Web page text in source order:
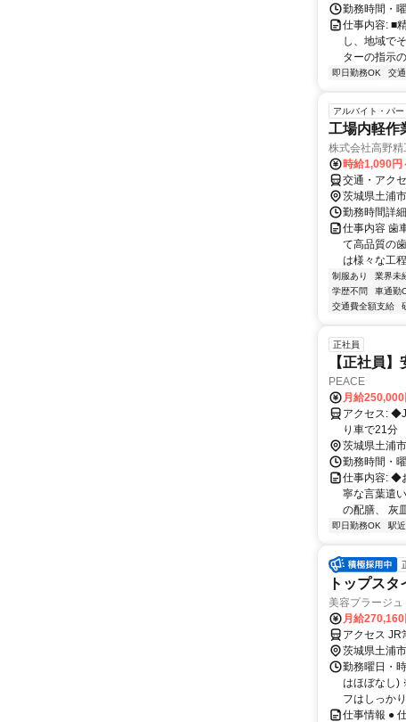
勤務時間・
仕事内容: ■
し、地域で
ターの指示
即日勤務OK 交
アルバイト・パー
工場内軽作
株式会社高野精
時給1,090円
交通・アク
茨城県土浦市
勤務時間詳
仕事内容 歯
て高品質の
は様々な工
制服あり 業界未
学歴不問
車通勤
交通費全額支給
正社員
【正社員
PEACE
月給
アクセス: ◆JR常盤線【土浦駅】より徒歩4分 ◆JR常盤線【ひたち野うしく駅】よ
り車で21分
茨城県土浦市
勤務時間・
仕事内容: ◆
寧な言葉遣
の配膳、 灰
即日勤務OK 駅
トップス
美容プラージ
月給
アクセス JR
茨城県土浦市
勤務曜日・
はほぼなし)
フはしっか
仕事情報 ●